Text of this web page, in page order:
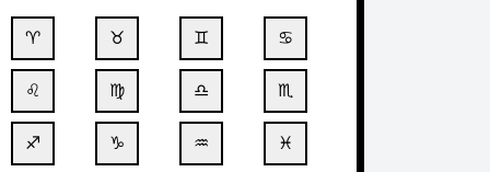
♈ ♉ ♊ ♋
♌ ♍ ♎ ♏
♐ ♑ ♒ ♓